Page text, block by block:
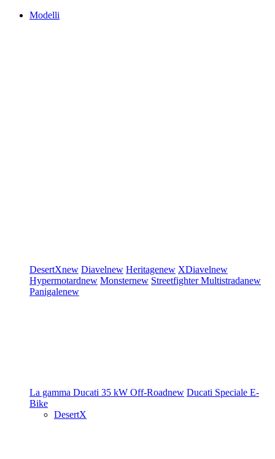
Modelli
DesertXnew Diavelnew Heritagenew XDiavelnew
Hypermotardnew Monsternew StreetfighterMultistradanew
Panigalenew
La gamma Ducati 35 kW Off-Roadnew Ducati Speciale E-
Bike
DesertX